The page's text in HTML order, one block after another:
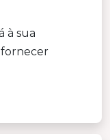
à sua
fornecer